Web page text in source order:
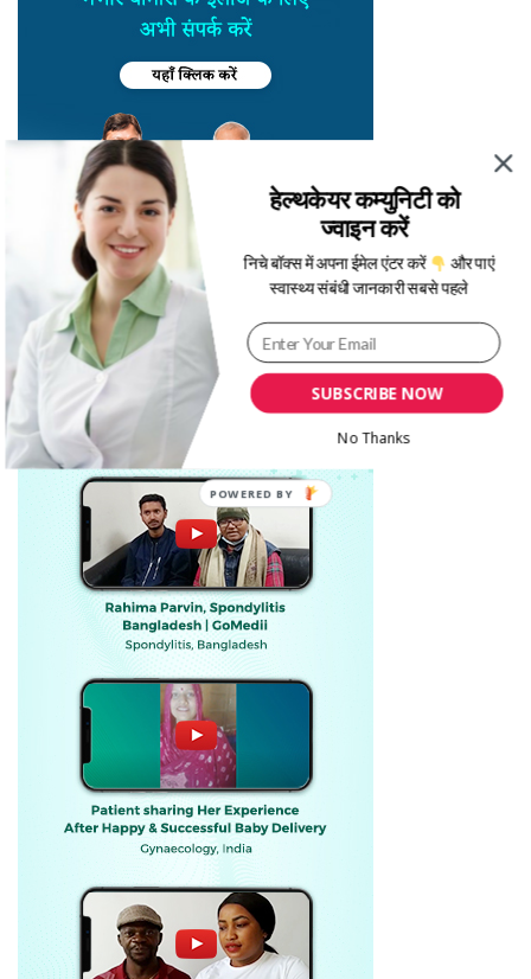
SUBSCRIBE NOW
हेल्थकेयर कम्युनिटी को
ज्वाइन करें
निचे बॉक्स में अपना ईमेल एंटर करें
और पाएं
स्वास्थ्य संबंधी जानकारी सबसे पहले
No Thanks
POWERED BY